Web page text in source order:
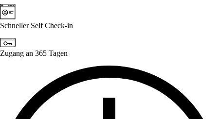
Schneller Self Check-in
Zugang an 365 Tagen